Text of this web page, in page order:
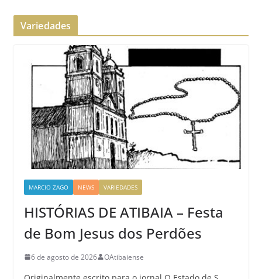
Variedades
MARCIO ZAGO NEWS VARIEDADES
HISTÓRIAS DE ATIBAIA – Festa
de Bom Jesus dos Perdões
6 de agosto de 2026 OAtibaiense